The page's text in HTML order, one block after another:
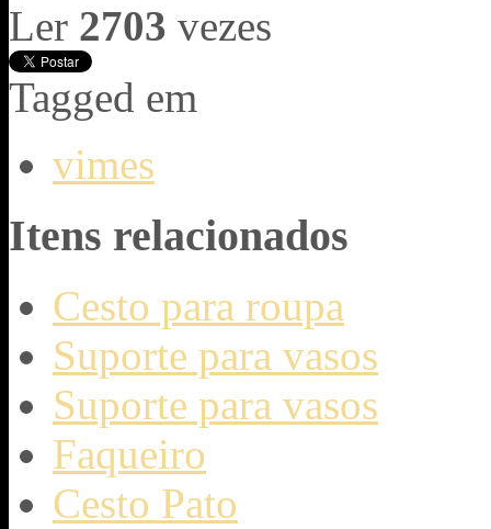
Ler 2703 vezes
Tagged em
vimes
Itens relacionados
Cesto para roupa
Suporte para vasos
Suporte para vasos
Faqueiro
Cesto Pato